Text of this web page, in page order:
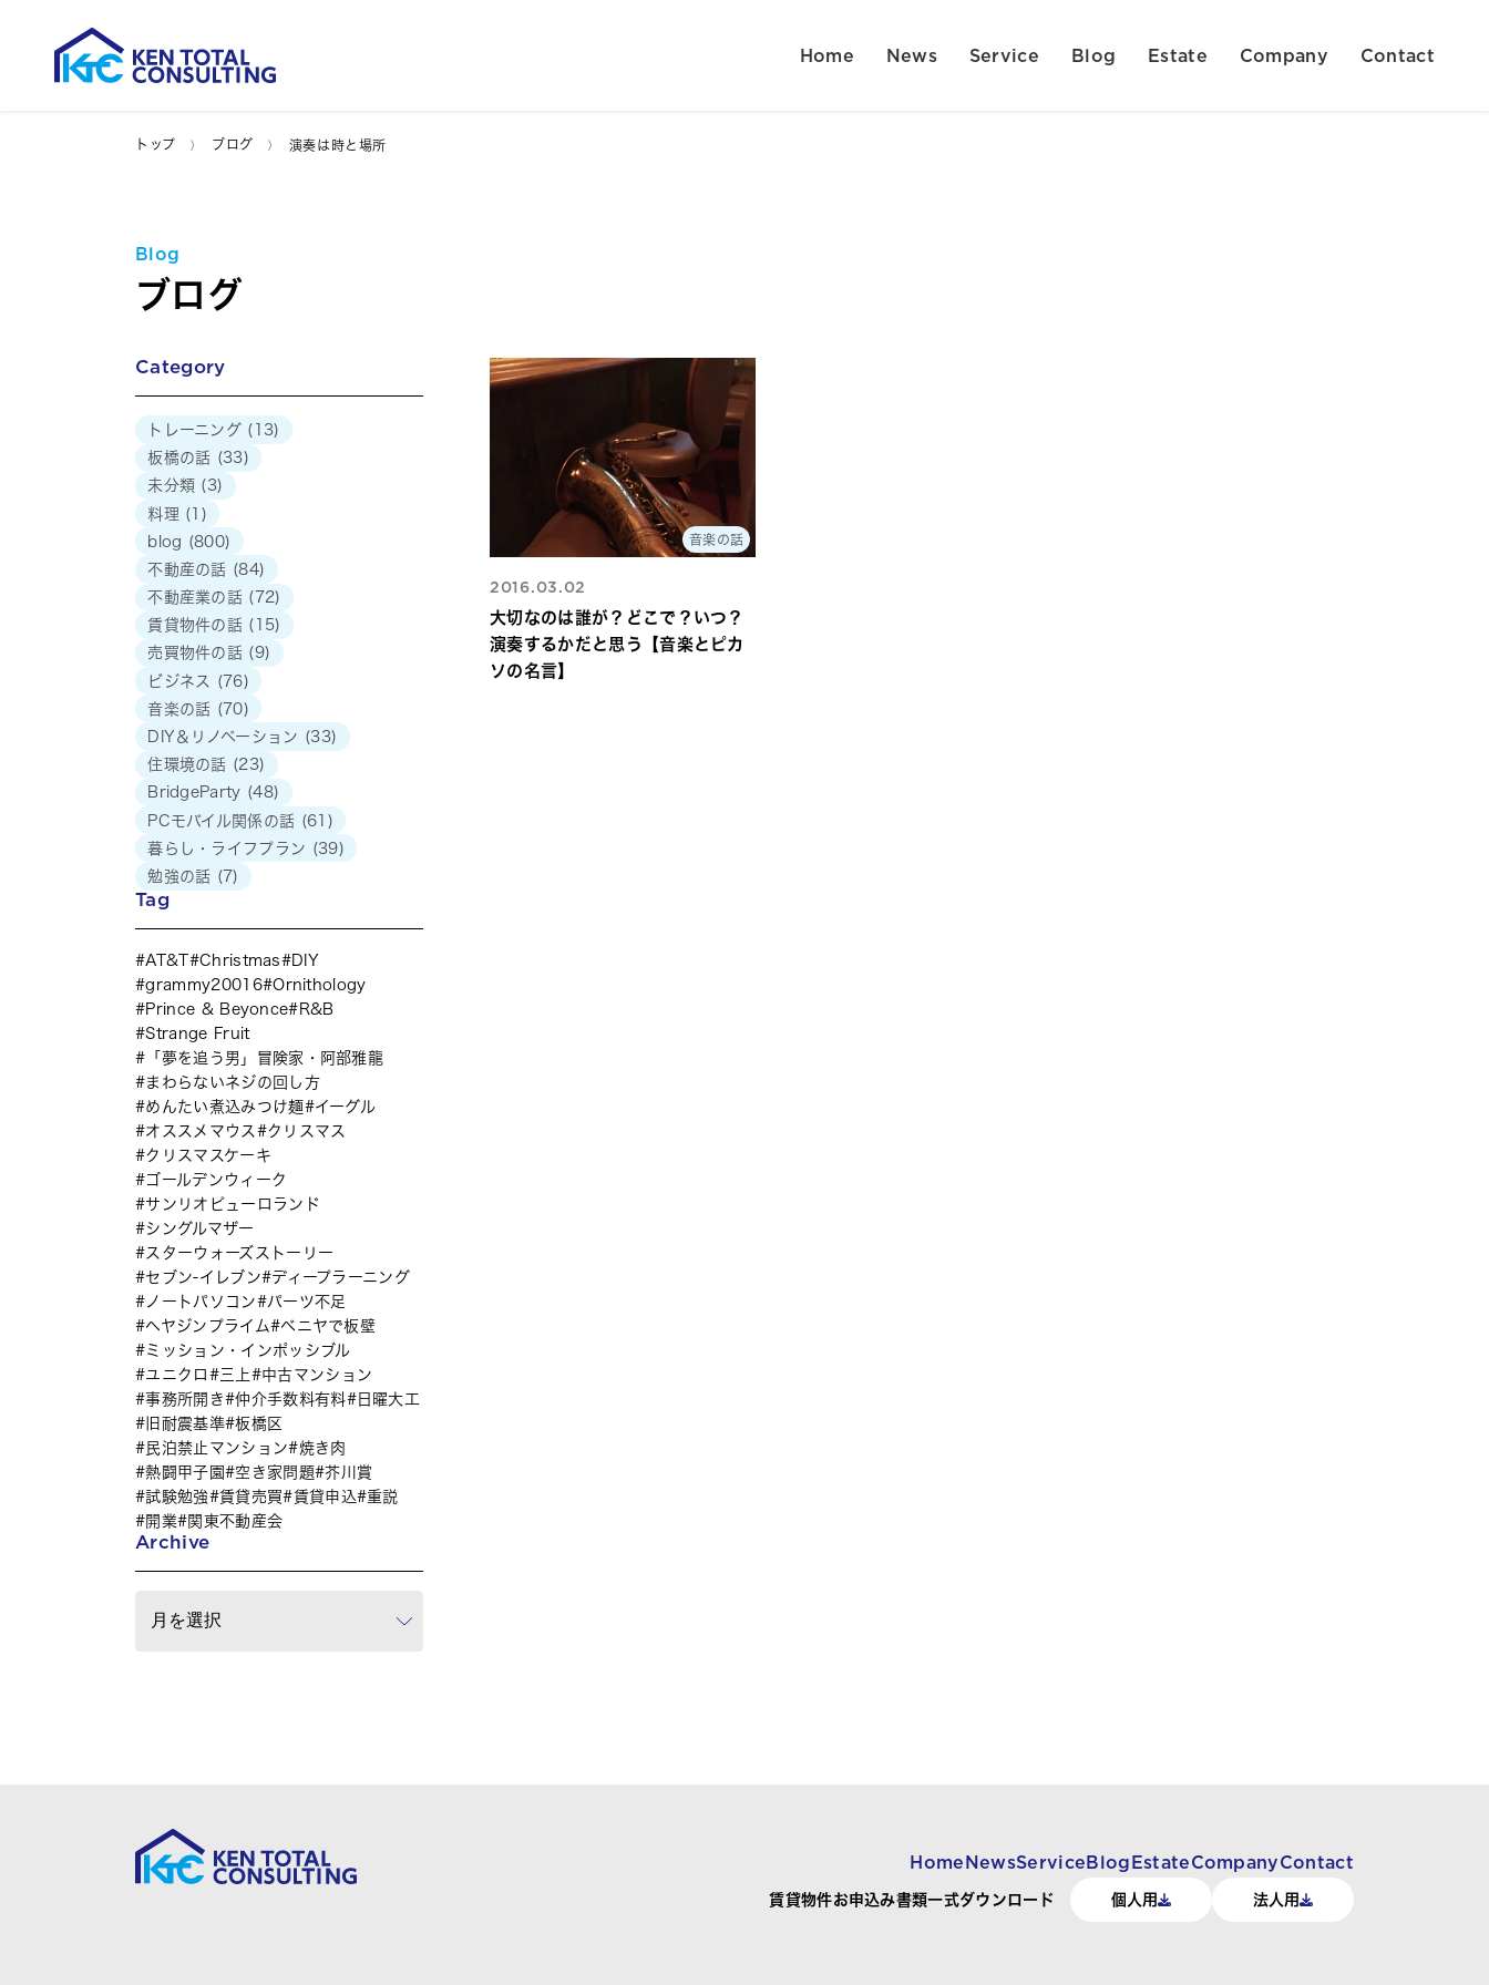
Home News Service Blog Estate Company Contact
トップ ブログ 演奏は時と場所
Blog
ブログ
音楽の話
2016.03.02
大切なのは誰が？どこで？いつ？
演奏するかだと思う【音楽とピカ
ソの名言】
Category
トレーニング (13)
板橋の話 (33)
未分類 (3)
料理 (1)
blog (800)
不動産の話 (84)
不動産業の話 (72)
賃貸物件の話 (15)
売買物件の話 (9)
ビジネス
(76)
音楽の話 (70)
DIY＆リノベーション (33)
住環境の話 (23)
BridgeParty (48)
PCモバイル関係の話 (61)
暮らし・ライフプラン (39)
勉強の話 (7)
Tag
AT&T Christmas
DIY
grammy20016
Ornithology
Prince & Beyonce
R&B
Strange Fruit
「夢を追う男」冒険家・阿部雅龍
まわらないネジの回し方
めんたい煮込みつけ麺
イーグル
オススメマウス
クリスマス
クリスマスケーキ
ゴールデンウィーク
サンリオピューロランド
シングルマザー
スターウォーズストーリー
セブン-イレブン
ディープラーニング
ノートパソコン
パーツ不足
ヘヤジンプライム
ベニヤで板壁
ミッション・インポッシブル
ユニクロ
三上
中古マンション
事務所開き
仲介手数料有料
日曜大工
旧耐震基準
板橋区
民泊禁止マンション
焼き肉
熱闘甲子園
空き家問題
芥川賞
試験勉強
賃貸売買 賃貸申込
重説
開業
関東不動産会
Archive
HomeNewsServiceBlogEstateCompanyContact
賃貸物件お申込み書類一式ダウンロード 個人用 法人用